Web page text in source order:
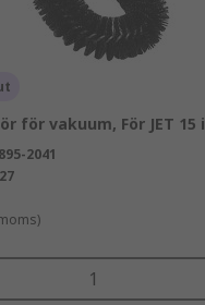
för vakuum, För JET 15 i
895-2041